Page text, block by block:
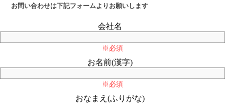
お問い合わせは下記フォームよりお願いします
会社名
※必須
お名前(漢字)
※必須
おなまえ(ふりがな)